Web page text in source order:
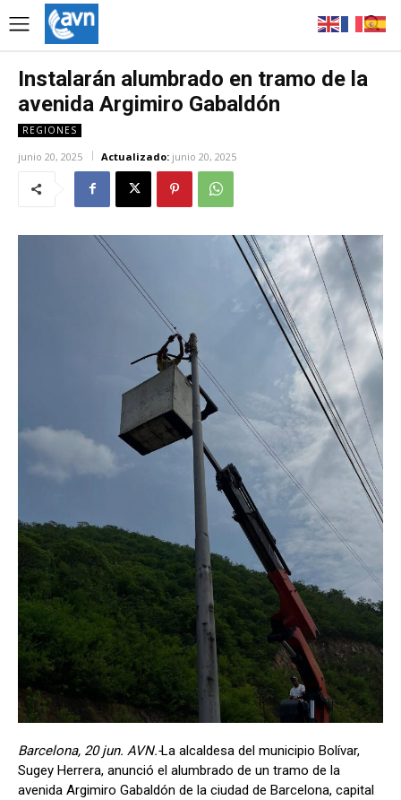
Instalarán alumbrado en tramo de la
avenida Argimiro Gabaldón
REGIONES
junio 20, 2025 Actualizado: junio 20, 2025
Barcelona, ​​20 jun. AVN.-La alcaldesa del municipio Bolívar,
Sugey Herrera, anunció el alumbrado de un tramo de la
avenida Argimiro Gabaldón de la ciudad de Barcelona, ​​capital